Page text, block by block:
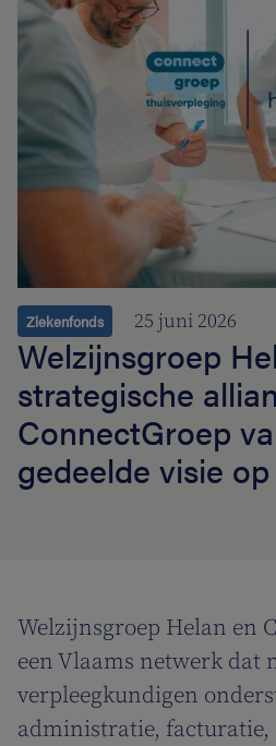
Ziekenfonds 25 juni 2026
Welzijnsgroep
strategische
ConnectGroep
gedeelde visie
Welzijnsgroep Helan en
een Vlaams netwerk dat
verpleegkundigen
administratie, facturatie,